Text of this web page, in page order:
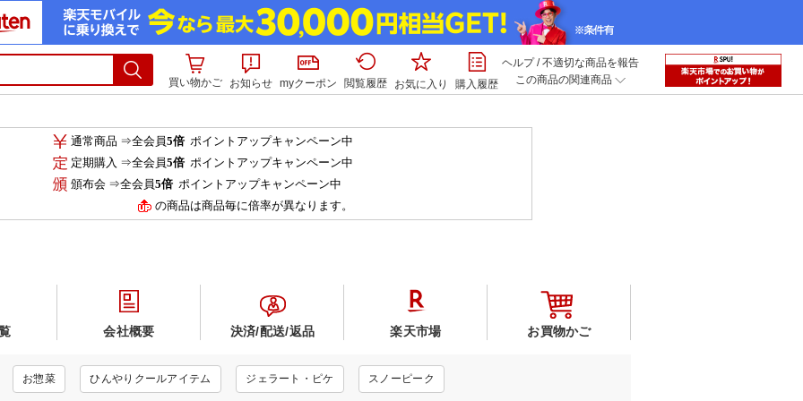
買い物かご お知らせ myクーポン 閲覧履歴 お気に入り 購入履歴
ヘルプ/不適切な商品を報告
この商品の関連商品
通常商品 ⇒全会員5倍ポイントアップキャンペーン中
定期購入 ⇒全会員5倍ポイントアップキャンペーン中
頒布会 ⇒全会員5倍ポイントアップキャンペーン中
の商品は商品毎に倍率が異なります。